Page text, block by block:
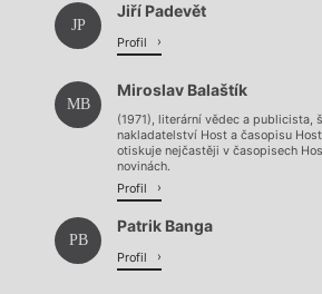
JP
Jiří Padevět
Profil
MB
Miroslav Balaštík
(1971), literární vědec a publicista,
nakladatelství Host a časopisu
otiskuje nejčastěji v časopisech
novinách.
Profil
PB
Patrik Banga
Profil